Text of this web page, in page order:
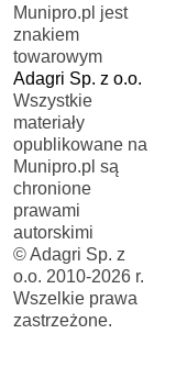
Munipro.pl jest
znakiem
towarowym
Adagri Sp. z o.o.
Wszystkie
materiały
opublikowane na
Munipro.pl są
chronione
prawami
autorskimi
© Adagri Sp. z
o.o. 2010-2026 r.
Wszelkie prawa
zastrzeżone.